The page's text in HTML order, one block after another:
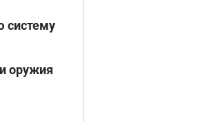
систему
оружия